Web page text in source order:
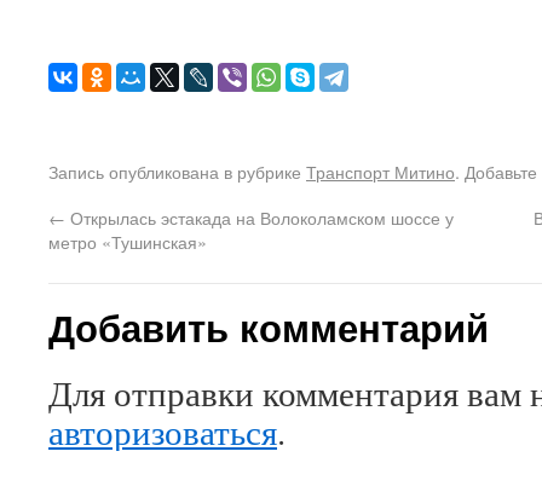
Запись опубликована в рубрике Транспорт Митино.
← Открылась эстакада на Волоколамском шоссе у
метро «Тушинская»
Добавить комментарий
Для отправки комментария вам
авторизоваться.